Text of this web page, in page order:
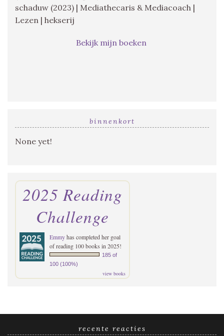
schaduw (2023) | Mediathecaris & Mediacoach |
Lezen | hekserij
Bekijk mijn boeken
binnenkort
None yet!
2025 Reading
Challenge
Emmyhas completed her goal
of reading 100 books in 2025!
185 of
100 (100%)
view books
recente reacties